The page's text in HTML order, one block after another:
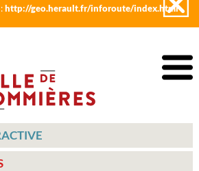
http://geo.herault.fr/inforoute/index.html